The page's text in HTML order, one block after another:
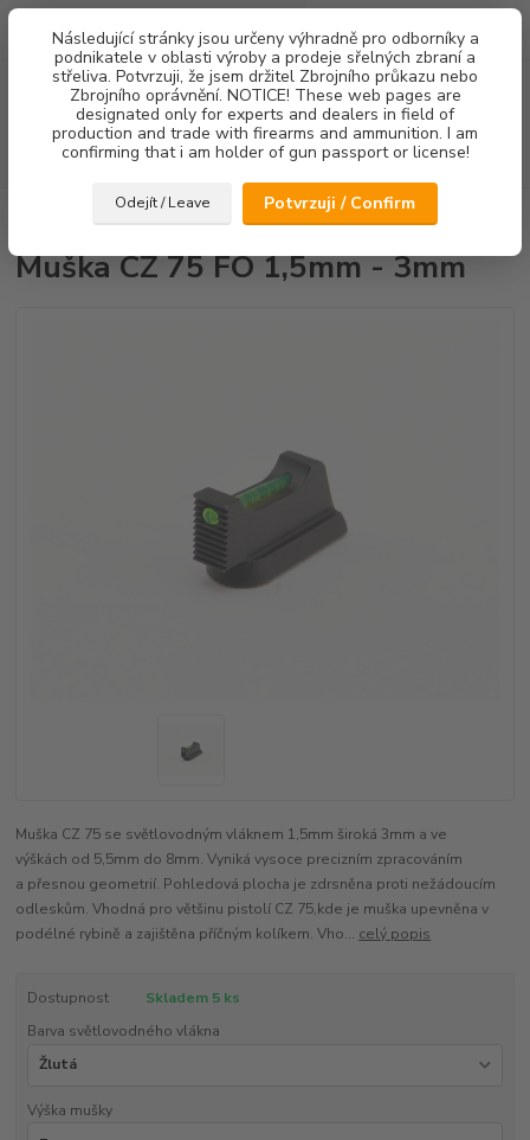
Následující stránky jsou určeny výhradně pro odborníky a
podnikatele v oblasti výroby a prodeje sřelných zbraní a
střeliva. Potvrzuji, že jsem držitel Zbrojního průkazu nebo
Zbrojního oprávnění. NOTICE! These web pages are
designated only for experts and dealers in field of
production and trade with firearms and ammunition. I am
confirming that i am holder of gun passport or license!
Odejít / Leave Potvrzuji / Confirm
Menu
Hledat
za0,00 Kč
Muška CZ 75 FO 1,5mm - 3mm
Muška CZ 75 FO 1,5mm - 3mm
Muška CZ 75 se světlovodným vláknem 1,5mm široká 3mm a ve
výškách od 5,5mm do 8mm. Vyniká vysoce precizním zpracováním
a přesnou geometrií. Pohledová plocha je zdrsněna proti nežádoucím
odleskům. Vhodná pro většinu pistolí CZ 75,kde je muška upevněna v
podélné rybině a zajištěna příčným kolíkem. Vho... celý popis
Dostupnost
Skladem 5 ks
Barva světlovodného vlákna
Výška mušky